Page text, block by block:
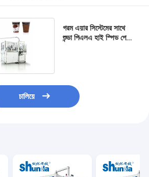
গরম এয়ার সিস্টেমের সাথে
শুন্ডা পিএলএ হাই স্পিড পেপার
চালিয়ে